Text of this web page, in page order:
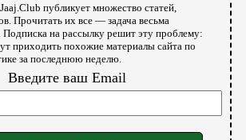
публикует множество статей,
Прочитать их все — задача весьма
Подписка на рассылку решит эту проблему:
приходить похожие материалы сайта по
за последнюю неделю.
Введите ваш Email